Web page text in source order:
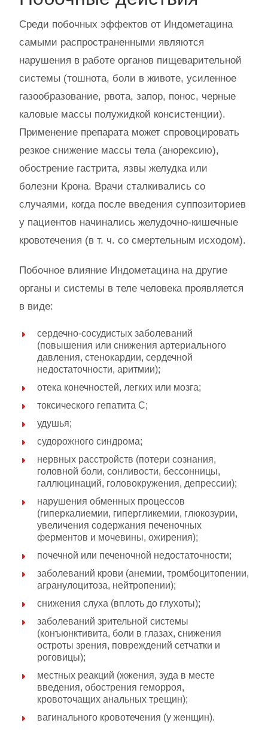
Среди побочных эффектов от Индометацина
самыми распространенными являются
нарушения в работе органов пищеварительной
системы (тошнота, боли в животе, усиленное
газообразование, рвота, запор, понос, черные
каловые массы полужидкой консистенции).
Применение препарата может спровоцировать
резкое снижение массы тела (анорексию),
обострение гастрита, язвы желудка или
болезни Крона. Врачи сталкивались со
случаями, когда после введения суппозиториев
у пациентов начинались желудочно-кишечные
кровотечения (в т. ч. со смертельным исходом).
Побочное влияние Индометацина на другие
органы и системы в теле человека проявляется
в виде:
сердечно-сосудистых заболеваний
(повышения или снижения артериального
давления, стенокардии, сердечной
недостаточности, аритмии);
отека конечностей, легких или мозга;
токсического гепатита С;
удушья;
судорожного синдрома;
нервных расстройств (потери сознания,
головной боли, сонливости, бессонницы,
галлюцинаций, головокружения, депрессии);
нарушения обменных процессов
(гиперкалиемии, гипергликемии, глюкозурии,
увеличения содержания печеночных
ферментов и мочевины, ожирения);
почечной или печеночной недостаточности;
заболеваний крови (анемии, тромбоцитопении,
агранулоцитоза, нейтропении);
снижения слуха (вплоть до глухоты);
заболеваний зрительной системы
(конъюнктивита, боли в глазах, снижения
остроты зрения, повреждений сетчатки и
роговицы);
местных реакций (жжения, зуда в месте
введения, обострения геморроя,
кровоточащих анальных трещин);
вагинального кровотечения (у женщин).